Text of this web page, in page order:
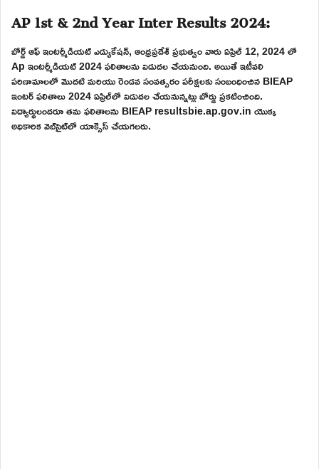
AP 1st & 2nd Year Inter Results 2024:
బోర్డ్ ఆఫ్ ఇంటర్మీడియట్ ఎడ్యుకేషన్, ఆంధ్రప్రదేశ్ ప్రభుత్వం వారు ఏప్రిల్ 12, 2024 లో
Ap ఇంటర్మీడియట్ 2024 ఫలితాలను విడుదల చేయనుంది. అయితే ఇటీవలి
పరిణామాలలో మొదటి మరియు రెండవ సంవత్సరం పరీక్షలకు సంబంధించిన BIEAP
ఇంటర్ ఫలితాలు 2024 ఏప్రిల్‌లో విడుదల చేయనున్నట్లు బోర్డు ప్రకటించింది.
విద్యార్థులందరూ తమ ఫలితాలను BIEAP resultsbie.ap.gov.in యొక్క
అధికారిక వెబ్‌సైట్‌లో యాక్సెస్ చేయగలరు.